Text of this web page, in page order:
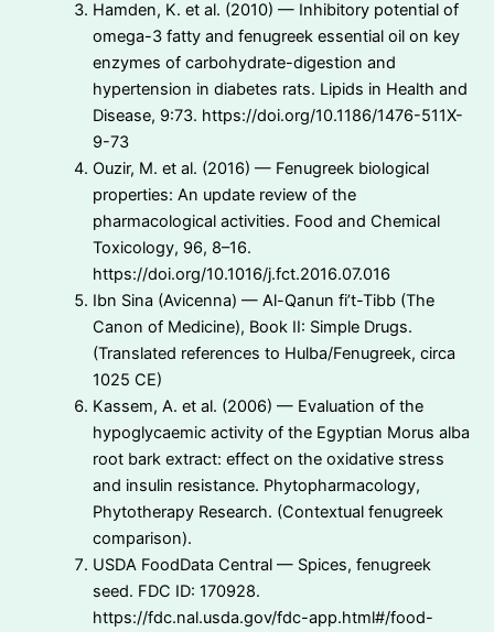
Hamden, K. et al. (2010) — Inhibitory potential of
omega-3 fatty and fenugreek essential oil on key
enzymes of carbohydrate-digestion and
hypertension in diabetes rats. Lipids in Health and
Disease, 9:73. https://doi.org/10.1186/1476-511X-
9-73
Ouzir, M. et al. (2016) — Fenugreek biological
properties: An update review of the
pharmacological activities. Food and Chemical
Toxicology, 96, 8–16.
https://doi.org/10.1016/j.fct.2016.07.016
Ibn Sina (Avicenna) — Al-Qanun fi’t-Tibb (The
Canon of Medicine), Book II: Simple Drugs.
(Translated references to Hulba/Fenugreek, circa
1025 CE)
Kassem, A. et al. (2006) — Evaluation of the
hypoglycaemic activity of the Egyptian Morus alba
root bark extract: effect on the oxidative stress
and insulin resistance. Phytopharmacology,
Phytotherapy Research. (Contextual fenugreek
comparison).
USDA FoodData Central — Spices, fenugreek
seed. FDC ID: 170928.
https://fdc.nal.usda.gov/fdc-app.html#/food-